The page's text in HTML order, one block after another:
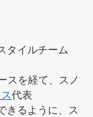
タイルチーム
スを経て、スノ
代表
きるように、ス